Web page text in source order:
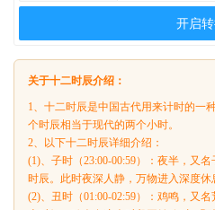
开启
关于十二时辰介绍：
1、十二时辰是中国古代用来计时的一
个时辰相当于现代的两个小时。
2、以下十二时辰详细介绍：
(1)、子时（23:00-00:59）：夜半，又
时辰。此时夜深人静，万物进入深度休
(2)、丑时（01:00-02:59）：鸡鸣，又